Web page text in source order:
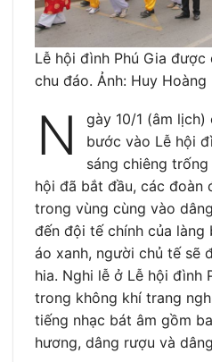
Lễ hội đình Phú Gia
chu đáo. Ảnh: Huy Hoàng
N
gày 10/1 (âm
bước vào Lễ hội
sáng chiêng
hội đã bắt đầu, các đoàn
trong vùng cùng vào
đến đội tế chính của
áo xanh, người chủ tế sẽ
hia. Nghi lễ ở Lễ hội đình
trong không khí trang
tiếng nhạc bát âm gồm
hương, dâng rượu và